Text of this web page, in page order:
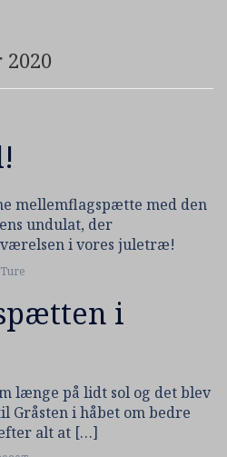
2020
mellemflagspætte med den
undulat, der
i vores juletræ!
Ture
i
længe på lidt sol og det blev
Gråsten i håbet om bedre
alt at […]